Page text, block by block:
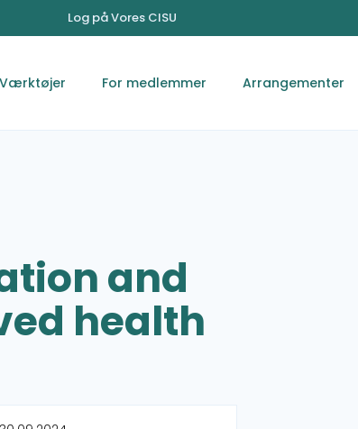
Log på Vores CISU
Værktøjer For medlemmer Arrangementer
and
health